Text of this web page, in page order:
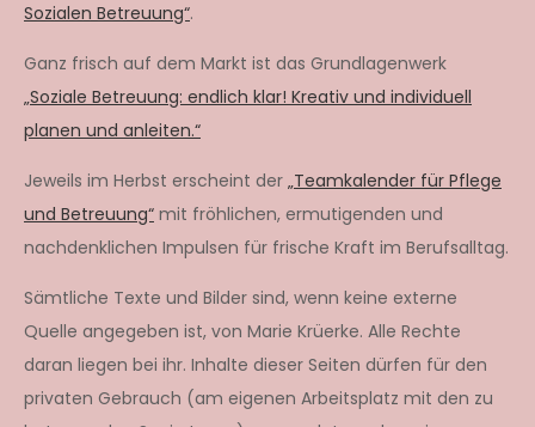
Sozialen Betreuung“.
Ganz frisch auf dem Markt ist das Grundlagenwerk
„Soziale Betreuung: endlich klar! Kreativ und individuell
planen und anleiten.“
Jeweils im Herbst erscheint der „Teamkalender für Pflege
und Betreuung“ mit fröhlichen, ermutigenden und
nachdenklichen Impulsen für frische Kraft im Berufsalltag.
Sämtliche Texte und Bilder sind, wenn keine externe
Quelle angegeben ist, von Marie Krüerke. Alle Rechte
daran liegen bei ihr. Inhalte dieser Seiten dürfen für den
privaten Gebrauch (am eigenen Arbeitsplatz mit den zu